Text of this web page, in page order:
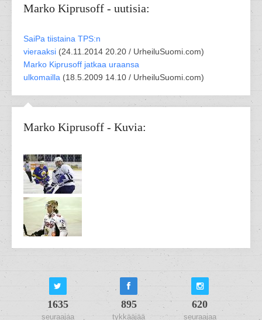
Marko Kiprusoff - uutisia:
SaiPa tiistaina TPS:n
vieraaksi (24.11.2014 20.20 / UrheiluSuomi.com)
Marko Kiprusoff jatkaa uraansa
ulkomailla (18.5.2009 14.10 / UrheiluSuomi.com)
Marko Kiprusoff - Kuvia:
1635
seuraajaa
895
tykkääjää
620
seuraajaa